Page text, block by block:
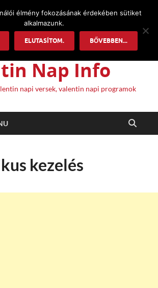
Nap Info
napi versek, valentin napi programok
kezelés
élmény fokozásának érdekében sütiket
alkalmazunk.
ELUTASÍTOM. BŐVEBBEN...